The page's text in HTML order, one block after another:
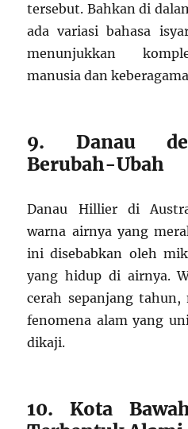
tersebut. Bahkan di
ada variasi bahasa
menunjukkan
manusia dan
9. Danau
Berubah-Ubah
Danau Hillier di
warna airnya yang
ini disebabkan oleh
yang hidup di airnya.
cerah sepanjang
fenomena alam yang
dikaji.
10. Kota